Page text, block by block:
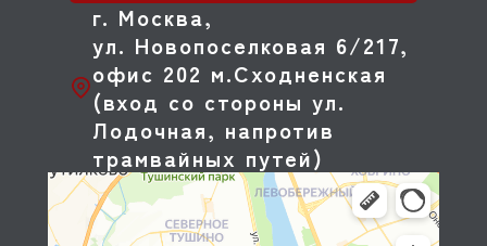
г. Москва,
ул. Новопоселковая 6/217,
офис 202 м.Сходненская
(вход со стороны ул.
Лодочная, напротив
трамвайных путей)